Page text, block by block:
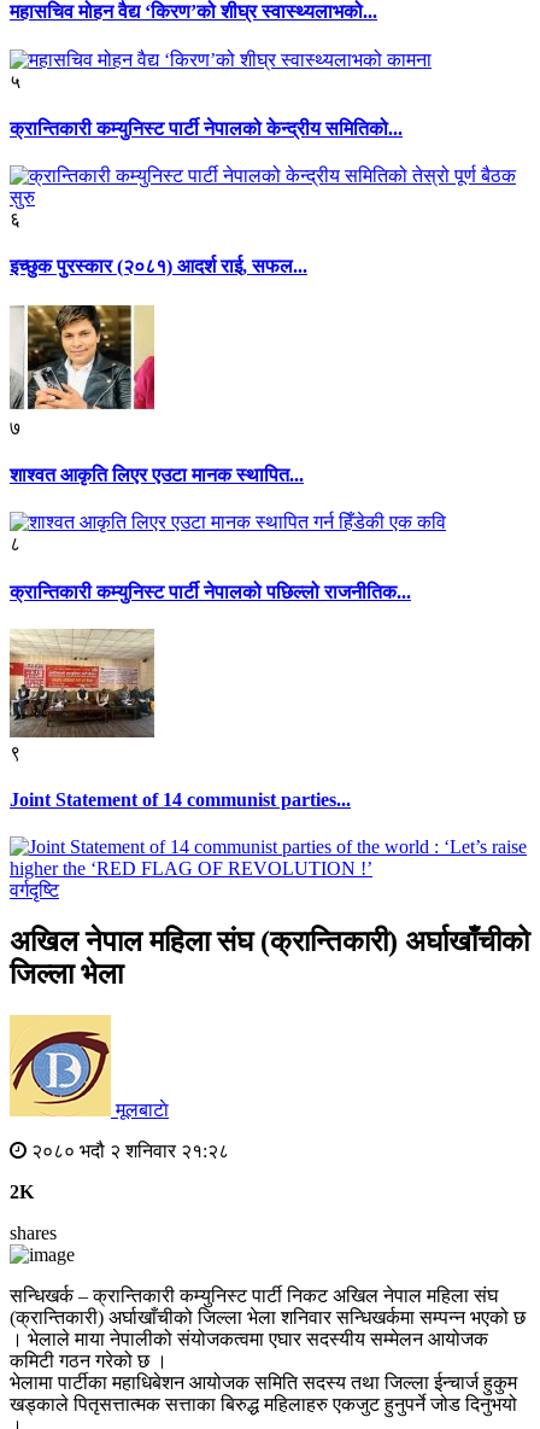
महासचिव मोहन वैद्य ‘किरण’को शीघ्र स्वास्थ्यलाभको...
५
क्रान्तिकारी कम्युनिस्ट पार्टी नेपालको केन्द्रीय समितिको...
६
इच्छुक पुरस्कार (२०८१) आदर्श राई, सफल...
७
शाश्वत आकृति लिएर एउटा मानक स्थापित...
८
क्रान्तिकारी कम्युनिस्ट पार्टी नेपालको पछिल्लो राजनीतिक...
९
Joint Statement of 14 communist parties...
वर्गदृष्टि
अखिल नेपाल महिला संघ (क्रान्तिकारी) अर्घाखाँचीको
जिल्ला भेला
मूलबाटाे
२०८० भदौ २ शनिवार २१:२८
2K
shares
सन्धिखर्क – क्रान्तिकारी कम्युनिस्ट पार्टी निकट अखिल नेपाल महिला संघ
(क्रान्तिकारी) अर्घाखाँचीको जिल्ला भेला शनिवार सन्धिखर्कमा सम्पन्न भएको छ
। भेलाले माया नेपालीको संयोजकत्वमा एघार सदस्यीय सम्मेलन आयोजक
कमिटी गठन गरेको छ ।
भेलामा पार्टीका महाधिबेशन आयोजक समिति सदस्य तथा जिल्ला ईन्चार्ज हुकुम
खड्काले पितृसत्तात्मक सत्ताका बिरुद्ध महिलाहरु एकजुट हुनुपर्ने जोड दिनुभयो